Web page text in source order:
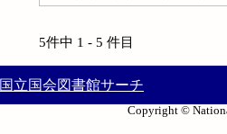
5件中 1 - 5 件目
国立国会図書館サーチ
Copyright ©